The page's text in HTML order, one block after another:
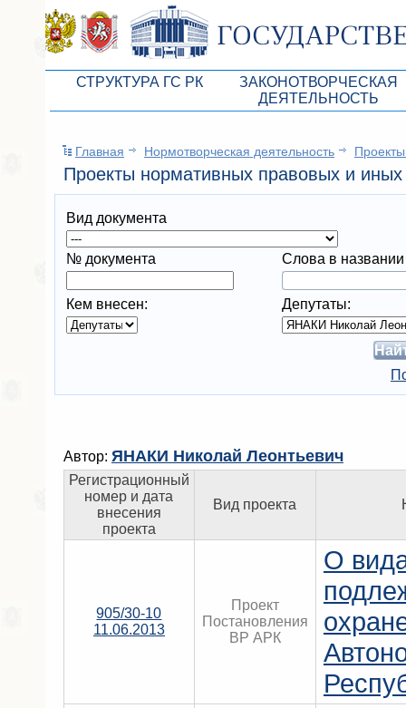
СТРУКТУРА ГС РК
Президиум ГС РК
Депутатский корпус
Комитеты ГС РК
Депутатские фракции ГС РК
Советники Председателя ГС РК
ЗАКОНОТВОРЧЕСКАЯ
ДЕЯТЕЛЬНОСТЬ
Бюджет Республики
Законы
Независимая
Информация
Схема
Статистика
Главная Нормотворческая деятельность
Проекты нормативных правовых и
Вид документа
№ документа Слова в названии
Кем внесен: Депутаты:
Автор: ЯНАКИ Николай Леонтьевич
Регистрационный
номер и дата
внесения
проекта
Вид проекта
905/30-10
11.06.2013
Проект
Постановления
ВР АРК
О